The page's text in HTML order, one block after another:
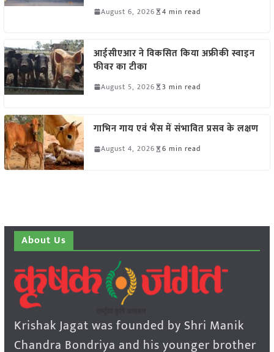
August 6, 2026 4 min read
आईसीएआर ने विकसित किया अफ्रीकी स्वाइन
फीवर का टीका
August 5, 2026 3 min read
गाभिन गाय एवं भैंस में संभावित प्रसव के लक्षण
August 4, 2026 6 min read
About Us
Krishak Jagat was founded by Shri Manik
Chandra Bondriya and his younger brother